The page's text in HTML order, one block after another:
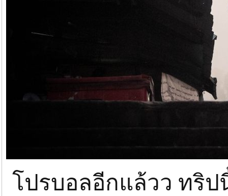
โปรบอลอีกแล้วว ทริป